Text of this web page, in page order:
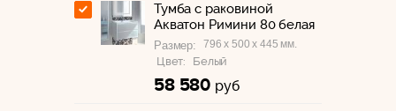
Тумба с раковиной
Акватон Римини 80 белая
Размер: 796 x 500 x 445 мм.
Цвет: Белый
58 580 руб